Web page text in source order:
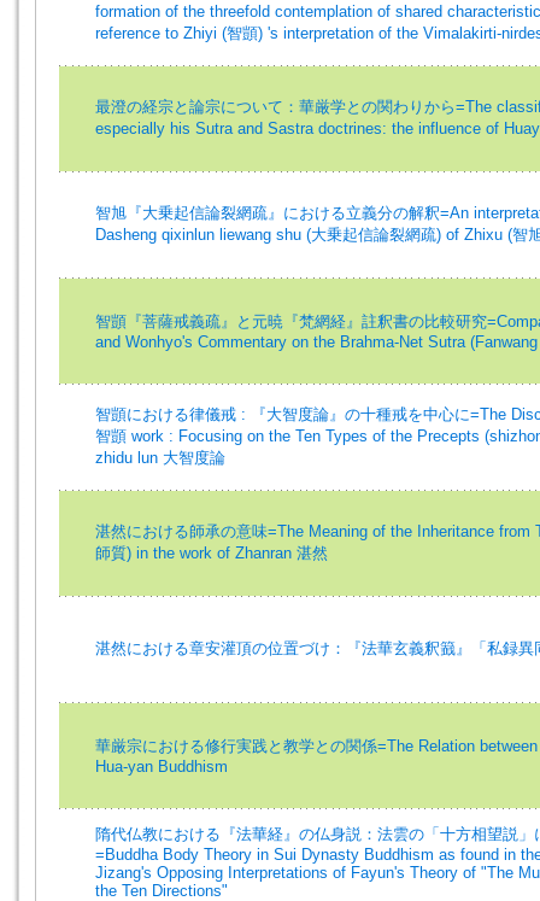
formation of the threefold contemplation of shared
reference to Zhiyi (智顗) 's interpretation of the Vimalakirti-
最澄の経宗と論宗について：華厳学との関わりから=The
especially his Sutra and Sastra doctrines: the influence of
智旭『大乗起信論裂網疏』における立義分の解釈=An
Dasheng qixinlun liewang shu (大乗起信論裂網疏) of Zhixu (智
智顗『菩薩戒義疏』と元暁『梵網経』註釈書の比較研究
and Wonhyo's Commentary on the Brahma-Net Sutra
智顗における律儀戒 : 『大智度論』の十種戒を中心に=The
智顗 work : Focusing on the Ten Types of the Precepts
zhidu lun 大智度論
湛然における師承の意味=The Meaning of the Inheritance from
師質) in the work of Zhanran 湛然
湛然における章安灌頂の位置づけ：『法華玄義釈籖』「私録
華厳宗における修行実践と教学との関係=The Relation
Hua-yan Buddhism
隋代仏教における『法華経』の仏身説：法雲の「十方相望説
=Buddha Body Theory in Sui Dynasty Buddhism as found in
Jizang's Opposing Interpretations of Fayun's Theory of "The
the Ten Directions"